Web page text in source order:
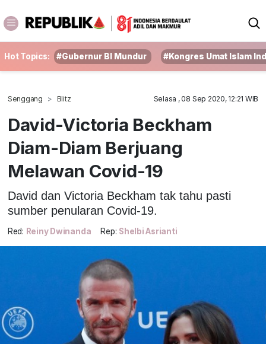
Hot Topics: #Gubernur BI Mundur #Kongres Umat Islam
Senggang Blitz Selasa , 08 Sep 2020, 12:21 WIB
David-Victoria Beckham
Diam-Diam Berjuang
Melawan Covid-19
David dan Victoria Beckham tak tahu pasti
sumber penularan Covid-19.
Red: Reiny Dwinanda Rep: Shelbi Asrianti